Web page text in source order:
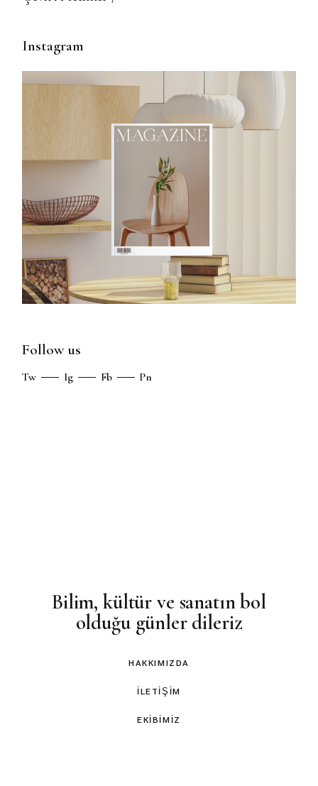
Instagram
Follow us
Tw Ig Fb Pn
Bilim, kültür ve sanatın bol
olduğu günler dileriz
HAKKIMIZDA
İLETIŞIM
EKIBIMIZ